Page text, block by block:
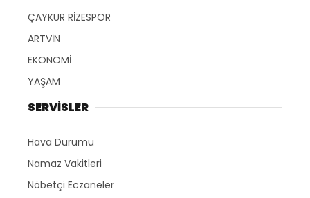
ÇAYKUR RİZESPOR
ARTVİN
EKONOMİ
YAŞAM
SERVİSLER
Hava Durumu
Namaz Vakitleri
Nöbetçi Eczaneler